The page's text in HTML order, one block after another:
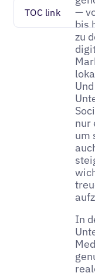
TOC link
—
bis
zu
nur
um
In